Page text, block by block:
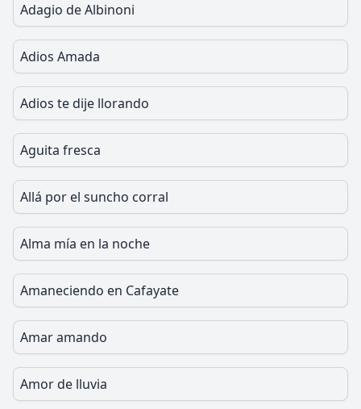
Adagio de Albinoni
Adios Amada
Adios te dije llorando
Aguita fresca
Allá por el suncho corral
Alma mía en la noche
Amaneciendo en Cafayate
Amar amando
Amor de lluvia